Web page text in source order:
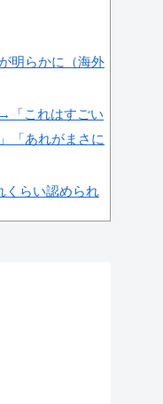
明らかに（海外
「これはすごい
「あれがまさに
くらい認められ